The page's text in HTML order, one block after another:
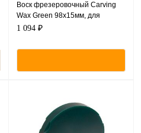
Воск фрезеровочный Carving
Wax Green 98х15мм, для
Базовой системы - CAM/CAM
1 094 ₽